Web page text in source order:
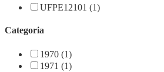
UFPE12101 (1)
Categoria
1970 (1)
1971 (1)